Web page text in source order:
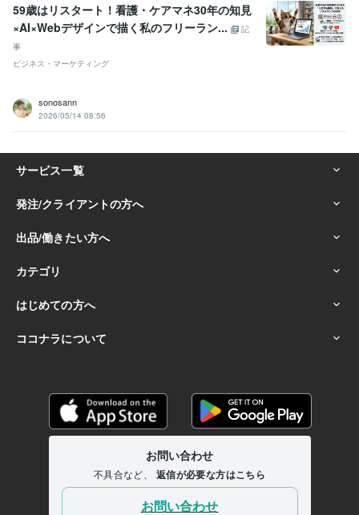
59歳はリスタート！看護・ケアマネ30年の知見
×AI×Webデザインで描く私のフリーラン...
記
事
ビジネス・マーケティング
sonosann
2026/05/14 08:56